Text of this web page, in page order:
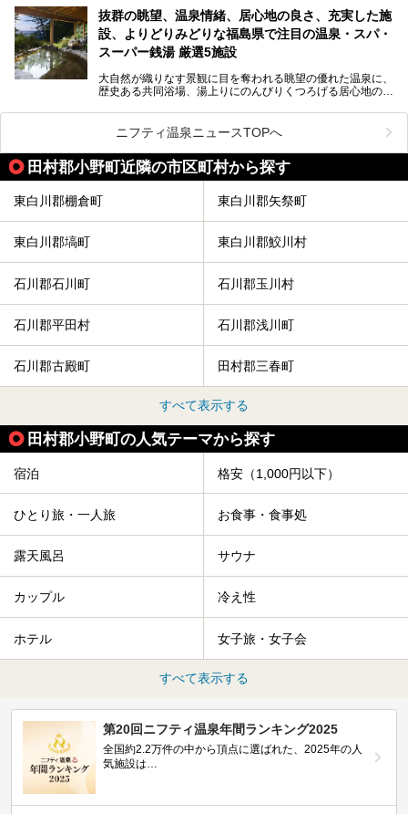
「最近疲れが溜まってる。リフレッシュできる場所ないか
な？」
そんな方は、ぜひサウナに足を運んでみてくださいね。
抜群の眺望、温泉情緒、居心地の良さ、充実した施
設、よりどりみどりな福島県で注目の温泉・スパ・
スーパー銭湯 厳選5施設
大自然が織りなす景観に目を奪われる眺望の優れた温泉に、
歴史ある共同浴場、湯上りにのんびりくつろげる居心地のい
スーパー銭湯など、多種多様な温浴施設が割拠する福島県。
今回は、そんな福島県にある温浴施設のなかから、筆者が
「一度訪ねてみたい」と気になっている魅力的な施設を5件
ピックアップして紹介します。
※2021/07/21時点の情報です。
ニフティ温泉ニュースTOPへ
田村郡小野町近隣の市区町村から探す
東白川郡棚倉町 東白川郡矢祭町
東白川郡塙町 東白川郡鮫川村
石川郡石川町 石川郡玉川村
石川郡平田村 石川郡浅川町
石川郡古殿町 田村郡三春町
すべて表示する
田村郡小野町の人気テーマから探す
宿泊 格安（1,000円以下）
ひとり旅・一人旅 お食事・食事処
露天風呂 サウナ
カップル 冷え性
ホテル 女子旅・女子会
すべて表示する
第20回ニフティ温泉年間ランキング2025
全国約2.2万件の中から頂点に選ばれた、2025年の人
気施設は…